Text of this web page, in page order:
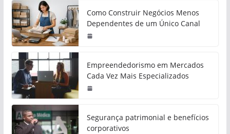
Como Construir Negócios Menos
Dependentes de um Único Canal
Empreendedorismo em Mercados
Cada Vez Mais Especializados
Segurança patrimonial e benefícios
corporativos